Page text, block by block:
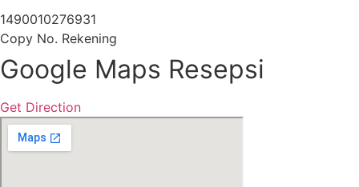
1490010276931
Copy No. Rekening
Google Maps Resepsi
Get Direction